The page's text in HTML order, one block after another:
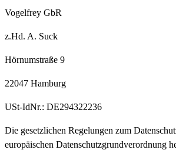
Vogelfrey GbR
z.Hd. A. Suck
Hörnumstraße 9
22047 Hamburg
USt-IdNr.: DE294322236
Die gesetzlichen Regelungen zum
europäischen Datenschutzgrundverordnung